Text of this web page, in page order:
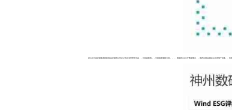
Wind ESG评级体系将获得AA评级的公司定义为企业管理水平高，，ESG风险低，，可持续发展能力强，，，，根据Wind公开数据显示，，国内达到AA级及以上的电子设备、、仪器